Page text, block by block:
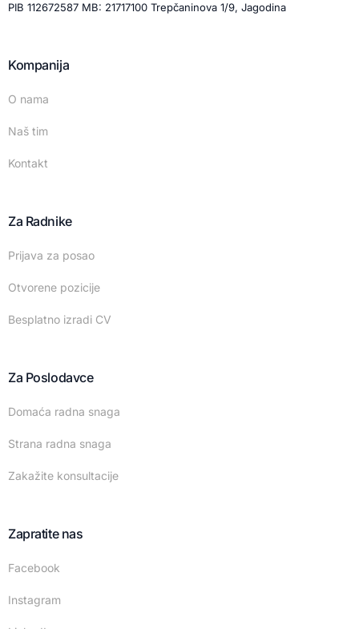
PIB 112672587 MB: 21717100 Trepčaninova 1/9, Jagodina
Kompanija
O nama
Naš tim
Kontakt
Za Radnike
Prijava za posao
Otvorene pozicije
Besplatno izradi CV
Za Poslodavce
Domaća radna snaga
Strana radna snaga
Zakažite konsultacije
Zapratite nas
Facebook
Instagram